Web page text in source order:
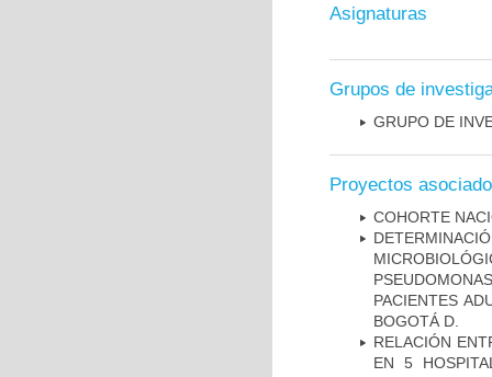
Asignaturas
Grupos de
GRUPO DE
Proyectos
COHORTE
PACIENTES
BOGOTÁ D.
RELACIÓN
EN 5